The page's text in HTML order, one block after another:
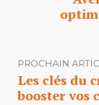
PROCHAIN
Les clés du
booster vos